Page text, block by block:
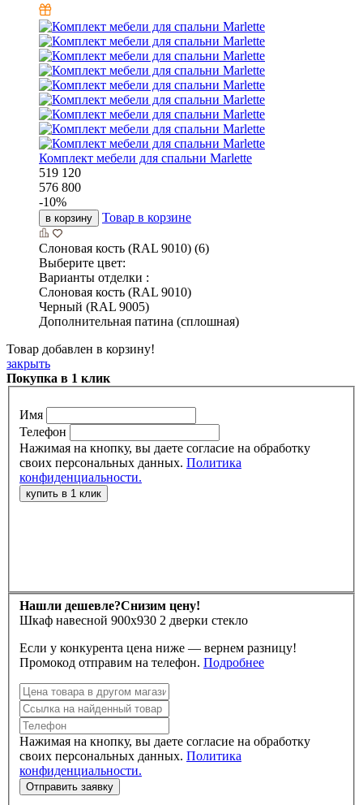
Комплект мебели для спальни Marlette
519 120
576 800
-10%
в корзину Товар в корзине
Слоновая кость (RAL 9010) (6)
Выберите цвет:
Варианты отделки :
Слоновая кость (RAL 9010)
Черный (RAL 9005)
Дополнительная патина (сплошная)
Товар добавлен в корзину!
закрыть
Покупка в 1 клик
Имя
Телефон
Нажимая на кнопку, вы даете согласие на обработку
своих персональных данных. Политика
конфиденциальности.
Нашли дешевле?Снизим цену!
Шкаф навесной 900х930 2 дверки стекло
Если у конкурента цена ниже — вернем разницу!
Промокод отправим на телефон. Подробнее
Нажимая на кнопку, вы даете согласие на обработку
своих персональных данных. Политика
конфиденциальности.